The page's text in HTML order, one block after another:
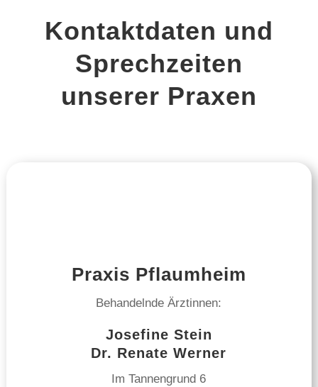
Kontaktdaten und
Sprechzeiten
unserer Praxen
Praxis Pflaumheim
Behandelnde Ärztinnen:
Josefine Stein
Dr. Renate Werner
Im Tannengrund 6